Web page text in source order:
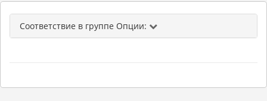
Соответствие в группе Опции: